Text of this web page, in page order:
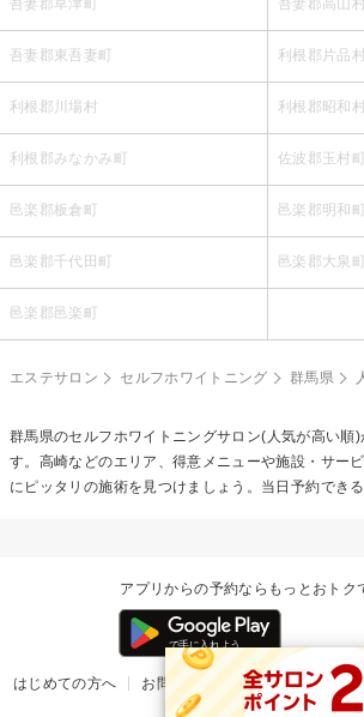
吾妻郡東吾妻町 利根郡片品村
利根郡川場村 利根郡昭和村
利根郡みなかみ町 佐波郡玉村町
邑楽郡板倉町 邑楽郡明和町
邑楽郡千代田町 邑楽郡大泉町
邑楽郡邑楽町
エステサロン セルフホワイトニング 群馬県
群馬県のセルフホワイトニングサロン(人気が高い順
す。高崎などのエリア、得意メニューや施設・サー
にピッタリの施術を見つけましょう。当日予約でき
アプリからの予約ならもっとおトク
はじめての方へ お問い合わせ ヘルプ リリ
掲載ご希望のサロン様